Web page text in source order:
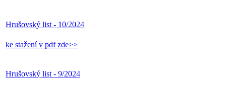
Hrušovský list - 10/2024
ke stažení v pdf zde>>
Hrušovský list - 9/2024